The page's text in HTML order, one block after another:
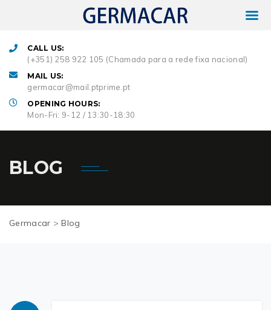
CALL US:
(+351) 258 922 105 (Chamada para a rede fixa nacional)
MAIL US:
germacar@mail.ptprime.pt
OPENING HOURS:
Mon-Fri: 9-12 / 13:30-18:30
BLOG
Germacar >Blog